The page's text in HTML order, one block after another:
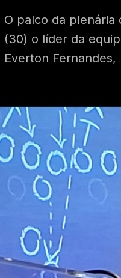
O palco da
(30) o líder da
Everton